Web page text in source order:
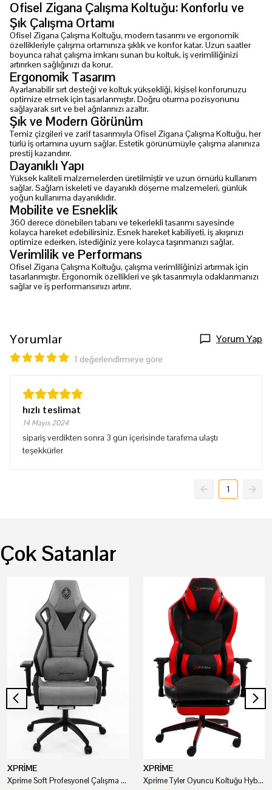
Ofisel Zigana Çalışma Koltuğu: Konforlu ve
Şık Çalışma Ortamı
Ofisel Zigana Çalışma Koltuğu, modern tasarımı ve ergonomik
özellikleriyle çalışma ortamınıza şıklık ve konfor katar. Uzun saatler
boyunca rahat çalışma imkanı sunan bu koltuk, iş verimliliğinizi
artırırken sağlığınızı da korur.
Ergonomik Tasarım
Ayarlanabilir sırt desteği ve koltuk yüksekliği, kişisel konforunuzu
optimize etmek için tasarlanmıştır. Doğru oturma pozisyonunu
sağlayarak sırt ve bel ağrılarınızı azaltır.
Şık ve Modern Görünüm
Temiz çizgileri ve zarif tasarımıyla Ofisel Zigana Çalışma Koltuğu, her
türlü iş ortamına uyum sağlar. Estetik görünümüyle çalışma alanınıza
prestij kazandırır.
Dayanıklı Yapı
Yüksek kaliteli malzemelerden üretilmiştir ve uzun ömürlü kullanım
sağlar. Sağlam iskeleti ve dayanıklı döşeme malzemeleri, günlük
yoğun kullanıma dayanıklıdır.
Mobilite ve Esneklik
360 derece dönebilen tabanı ve tekerlekli tasarımı sayesinde
kolayca hareket edebilirsiniz. Esnek hareket kabiliyeti, iş akışınızı
optimize ederken, istediğiniz yere kolayca taşınmanızı sağlar.
Verimlilik ve Performans
Ofisel Zigana Çalışma Koltuğu, çalışma verimliliğinizi artırmak için
tasarlanmıştır. Ergonomik özellikleri ve şık tasarımıyla odaklanmanızı
sağlar ve iş performansınızı artırır.
Yorumlar Yorum Yap
1 değerlendirmeye göre
hızlı teslimat
14 Mayıs 2024
sipariş verdikten sonra 3 gün içerisinde tarafıma ulaştı
teşekkürler
1
Çok Satanlar
XPRİME
Xprime Soft Profesyonel Çalışma Ve Oyuncu Koltuğu
XPRİME
Xprime Tyler Oyuncu Koltuğu Hybrid Kumaş Kırmızı